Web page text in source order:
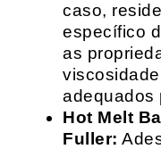
caso,
específico
as
adequados
Hot Melt
Fuller: